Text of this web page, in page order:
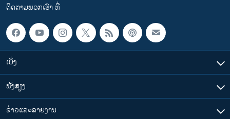
ຕິດຕາມພວກເຮົາ ທີ່
ເບິ່ງ
ຟັງສຽງ
ຂ່າວແລະລາຍງານ